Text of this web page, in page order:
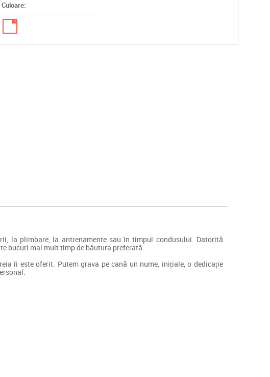
Culoare:
✓
la plimbare, la antrenamente sau în timpul condusului. Datorită
bucuri mai mult timp de băutura preferată.
îi este oferit. Putem grava pe cană un nume, inițiale, o dedicație